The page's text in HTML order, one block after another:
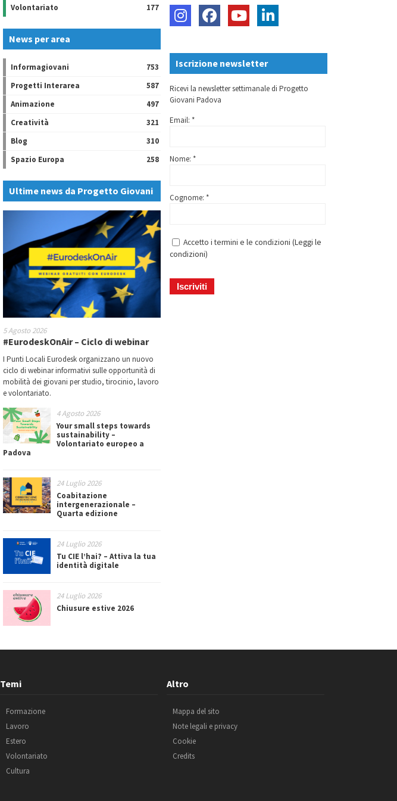
Volontariato
177
News per area
Informagiovani
753
Progetti Interarea
587
Animazione
497
Creatività
321
Blog
310
Spazio Europa
258
Ultime news da Progetto Giovani
5 Agosto 2026
#EurodeskOnAir – Ciclo di webinar
I Punti Locali Eurodesk organizzano un nuovo
ciclo di webinar informativi sulle opportunità di
mobilità dei giovani per studio, tirocinio, lavoro
e volontariato.
4 Agosto 2026
Your small steps towards
sustainability –
Volontariato europeo a
Padova
24 Luglio 2026
Coabitazione
intergenerazionale –
Quarta edizione
24 Luglio 2026
Tu CIE l’hai? – Attiva la tua
identità digitale
24 Luglio 2026
Chiusure estive 2026
Iscrizione newsletter
Ricevi la newsletter settimanale di Progetto
Giovani Padova
Email: *
Nome: *
Cognome: *
Accetto i termini e le condizioni (Leggi le
condizioni)
Temi
Formazione
Lavoro
Estero
Volontariato
Cultura
Altro
Mappa del sito
Note legali e privacy
Cookie
Credits